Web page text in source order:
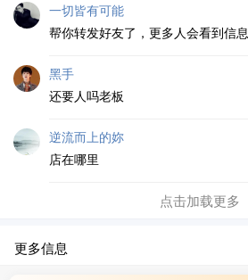
一切皆有可能
帮你转发好友了，更多人会看到信息
黑手
还要人吗老板
逆流而上的妳
店在哪里
点击加载更多
更多信息